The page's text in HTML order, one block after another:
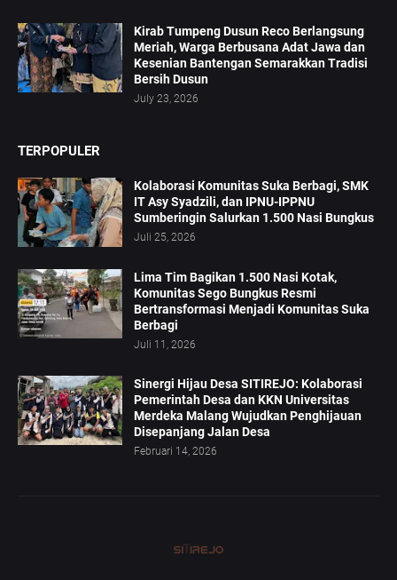
Kirab Tumpeng Dusun Reco Berlangsung
Meriah, Warga Berbusana Adat Jawa dan
Kesenian Bantengan Semarakkan Tradisi
Bersih Dusun
July 23, 2026
TERPOPULER
Kolaborasi Komunitas Suka Berbagi, SMK
IT Asy Syadzili, dan IPNU-IPPNU
Sumberingin Salurkan 1.500 Nasi Bungkus
Juli 25, 2026
Lima Tim Bagikan 1.500 Nasi Kotak,
Komunitas Sego Bungkus Resmi
Bertransformasi Menjadi Komunitas Suka
Berbagi
Juli 11, 2026
Sinergi Hijau Desa SITIREJO: Kolaborasi
Pemerintah Desa dan KKN Universitas
Merdeka Malang Wujudkan Penghijauan
Disepanjang Jalan Desa
Februari 14, 2026